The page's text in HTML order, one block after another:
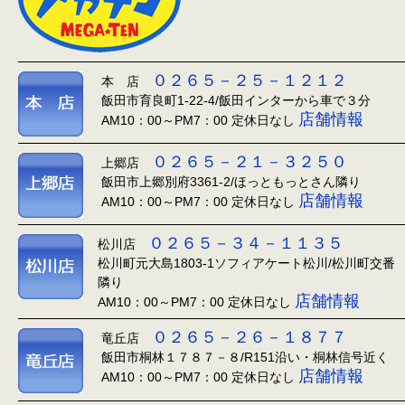
本 店 ０２６５－２５－１２１２
飯田市育良町1-22-4/飯田インターから車で３分
AM10：00～PM7：00 定休日なし 店舗情報
上郷店 ０２６５－２１－３２５０
飯田市上郷別府3361-2/ほっともっとさん隣り
AM10：00～PM7：00 定休日なし 店舗情報
松川店 ０２６５－３４－１１３５
松川町元大島1803-1ソフィアケート松川/松川町交番
隣り
AM10：00～PM7：00 定休日なし 店舗情報
竜丘店 ０２６５－２６－１８７７
飯田市桐林１７８７－８/R151沿い・桐林信号近く
AM10：00～PM7：00 定休日なし 店舗情報